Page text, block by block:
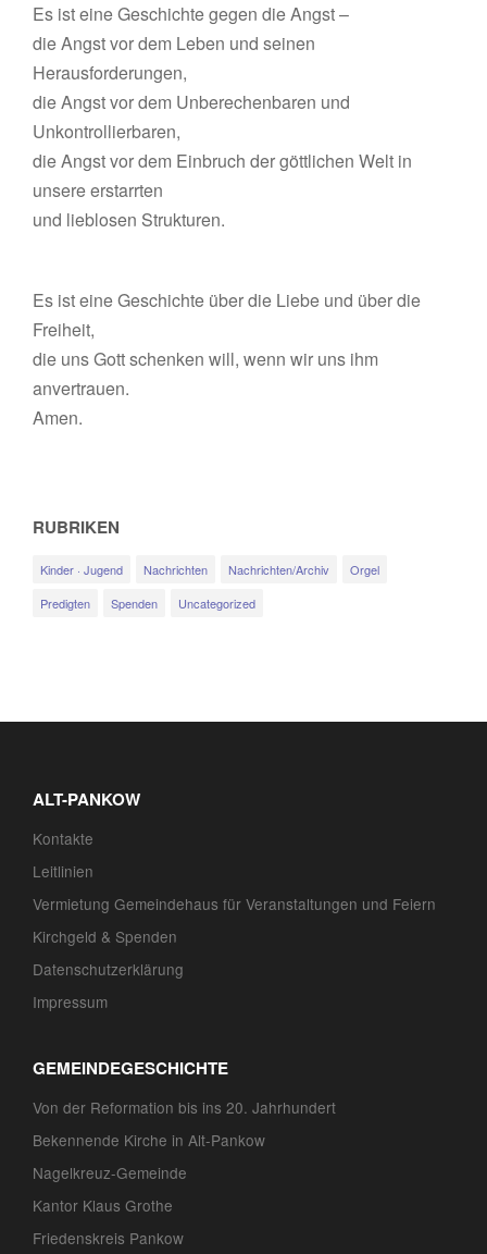
Es ist eine Geschichte gegen die Angst –
die Angst vor dem Leben und seinen
Herausforderungen,
die Angst vor dem Unberechenbaren und
Unkontrollierbaren,
die Angst vor dem Einbruch der göttlichen Welt in
unsere erstarrten
und lieblosen Strukturen.
Es ist eine Geschichte über die Liebe und über die
Freiheit,
die uns Gott schenken will, wenn wir uns ihm
anvertrauen.
Amen.
RUBRIKEN
Kinder · Jugend Nachrichten Nachrichten/Archiv
Orgel
Predigten
Spenden Uncategorized
ALT-PANKOW
Kontakte
Leitlinien
Vermietung Gemeindehaus für Veranstaltungen und Feiern
Kirchgeld & Spenden
Datenschutzerklärung
Impressum
GEMEINDEGESCHICHTE
Von der Reformation bis ins 20. Jahrhundert
Bekennende Kirche in Alt-Pankow
Nagelkreuz-Gemeinde
Kantor Klaus Grothe
Friedenskreis Pankow